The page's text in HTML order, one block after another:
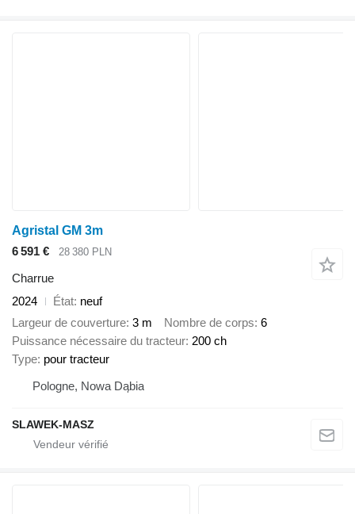
Agristal GM 3m
6 591 €
28 380 PLN
Charrue
2024
État neuf
Largeur de couverture 3 m Nombre de corps 6
Puissance nécessaire du tracteur 200 ch
Type pour tracteur
Pologne, Nowa Dąbia
SLAWEK-MASZ